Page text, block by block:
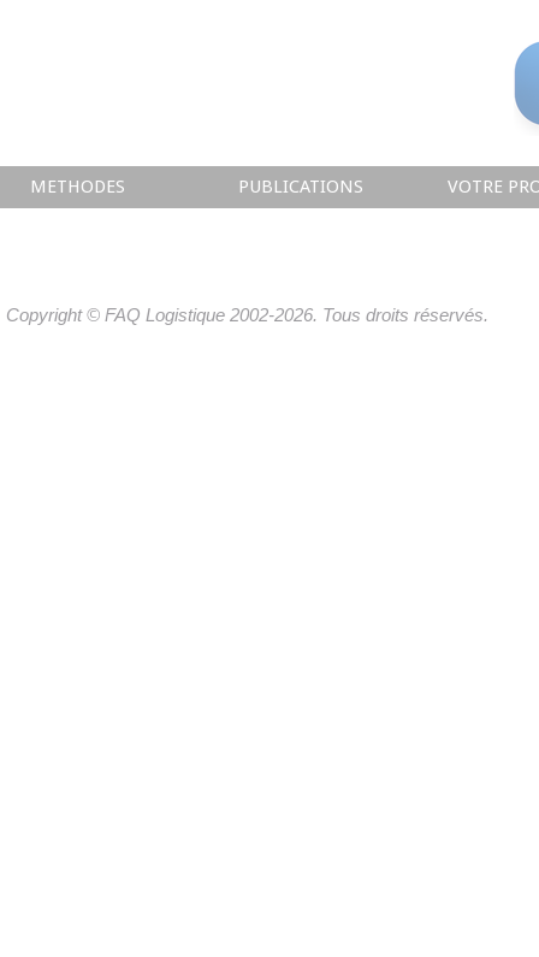
METHODES PUBLICATIONS VOTRE
Copyright © FAQ Logistique 2002-2026. Tous droits réservés.